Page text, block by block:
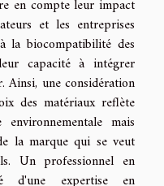
en compte leur impact
et les entreprises
la biocompatibilité des
capacité à intégrer
Ainsi, une considération
des matériaux reflète
mais
la marque qui se veut
Un professionnel en
d'une expertise en